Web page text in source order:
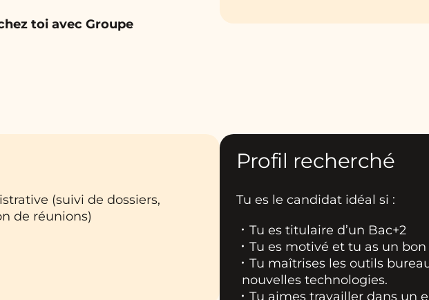
toi avec Groupe
(suivi de dossiers,
de réunions)
Profil recherché
Tu es le candidat idéal si :
Tu es titulaire d’un Bac+2
Tu es motivé et tu as un
Tu maîtrises les outils
nouvelles technologies.
Tu aimes travailler dans un